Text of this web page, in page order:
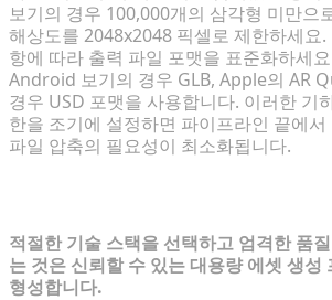
보기의 경우 100,000개의 삼각형 미만으
해상도를 2048x2048 픽셀로 제한하세요
항에 따라 출력 파일 포맷을 표준화하세
Android 보기의 경우 GLB, Apple의 AR
경우 USD 포맷을 사용합니다. 이러한 기
한을 조기에 설정하면 파이프라인 끝에
파일 압축의 필요성이 최소화됩니다.
적절한 기술 스택을 선택하고 엄격한 품
는 것은 신뢰할 수 있는 대용량 에셋 생성
형성합니다.